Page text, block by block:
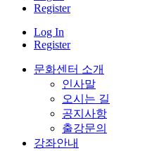
Register
Log In
Register
문화센터 소개
인사말
오시는 길
공지사항
출강문의
강좌안내